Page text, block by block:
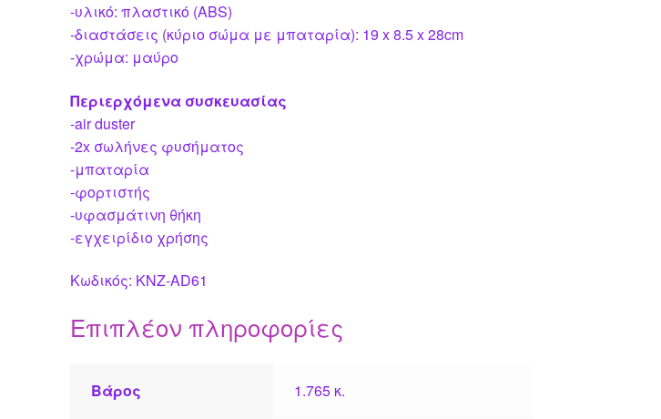
-υλικό: πλαστικό (ABS)
-διαστάσεις (κύριο σώμα με μπαταρία): 19 x 8.5 x 28cm
-χρώμα: μαύρο
Περιερχόμενα συσκευασίας
-air duster
-2x σωλήνες φυσήματος
-μπαταρία
-φορτιστής
-υφασμάτινη θήκη
-εγχειρίδιο χρήσης
Κωδικός: KNZ-AD61
Επιπλέον πληροφορίες
Βάρος 1.765 κ.